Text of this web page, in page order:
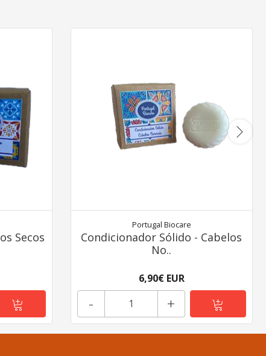
Secos
Portugal Biocare
Condicionador Sólido - Cabelos
No..
6,90€ EUR
+
-